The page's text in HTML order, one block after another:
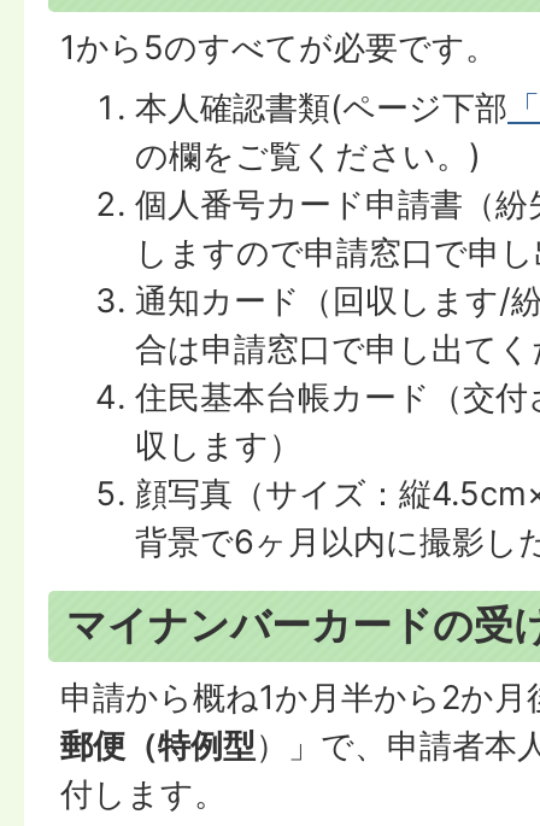
1から5のすべてが必要です。
本人確認書類(ページ下部
の欄をご覧ください。)
個人番号カード申請書（
しますので申請窓口で申
通知カード（回収します/
合は申請窓口で申し出て
住民基本台帳カード（交
収します）
顔写真（サイズ：縦
背景で6ヶ月以内に撮影し
マイナンバーカードの受
申請から概ね1か月半から2か月
郵便（特例型）」で、申請者本
付します。